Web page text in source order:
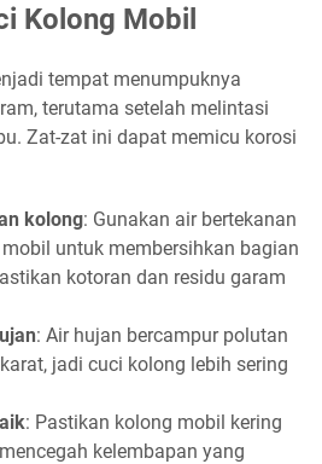
Kolong Mobil
tempat menumpuknya
terutama setelah melintasi
Zat-zat ini dapat memicu korosi
kolong: Gunakan air bertekanan
untuk membersihkan bagian
kotoran dan residu garam
: Air hujan bercampur polutan
jadi cuci kolong lebih sering
: Pastikan kolong mobil kering
kelembapan yang